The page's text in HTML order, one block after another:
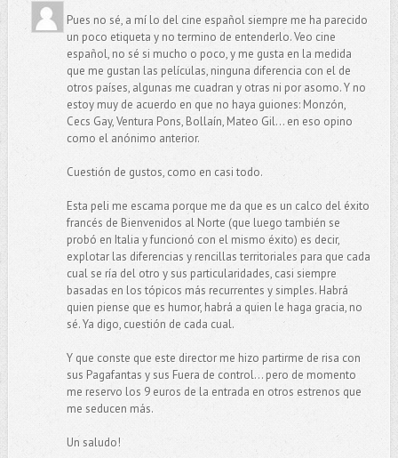
Pues no sé, a mí lo del cine español siempre me ha parecido
un poco etiqueta y no termino de entenderlo. Veo cine
español, no sé si mucho o poco, y me gusta en la medida
que me gustan las películas, ninguna diferencia con el de
otros países, algunas me cuadran y otras ni por asomo. Y no
estoy muy de acuerdo en que no haya guiones: Monzón,
Cecs Gay, Ventura Pons, Bollaín, Mateo Gil... en eso opino
como el anónimo anterior.
Cuestión de gustos, como en casi todo.
Esta peli me escama porque me da que es un calco del éxito
francés de Bienvenidos al Norte (que luego también se
probó en Italia y funcionó con el mismo éxito) es decir,
explotar las diferencias y rencillas territoriales para que cada
cual se ría del otro y sus particularidades, casi siempre
basadas en los tópicos más recurrentes y simples. Habrá
quien piense que es humor, habrá a quien le haga gracia, no
sé. Ya digo, cuestión de cada cual.
Y que conste que este director me hizo partirme de risa con
sus Pagafantas y sus Fuera de control... pero de momento
me reservo los 9 euros de la entrada en otros estrenos que
me seducen más.
Un saludo!